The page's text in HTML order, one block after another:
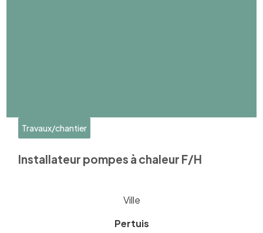
Travaux/chantier
Installateur pompes à chaleur F/H
Ville
Pertuis